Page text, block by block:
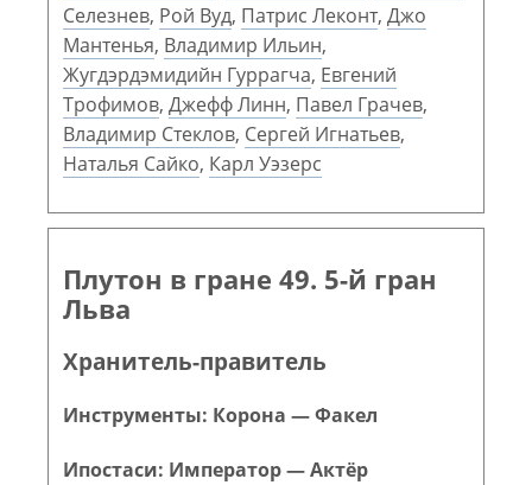
Селезнев, Рой Вуд, Патрис Леконт, Джо
Мантенья, Владимир Ильин,
Жугдэрдэмидийн Гуррагча, Евгений
Трофимов, Джефф Линн, Павел Грачев,
Владимир Стеклов, Сергей Игнатьев,
Наталья Сайко, Карл Уэзерс
Плутон в гране 49. 5-й гран
Льва
Хранитель-правитель
Инструменты: Корона — Факел
Ипостаси: Император — Актёр